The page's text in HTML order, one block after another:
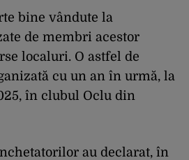
bine vândute la
de membri acestor
localuri. O astfel de
cu un an în urmă, la
în clubul Oclu din
au declarat, în